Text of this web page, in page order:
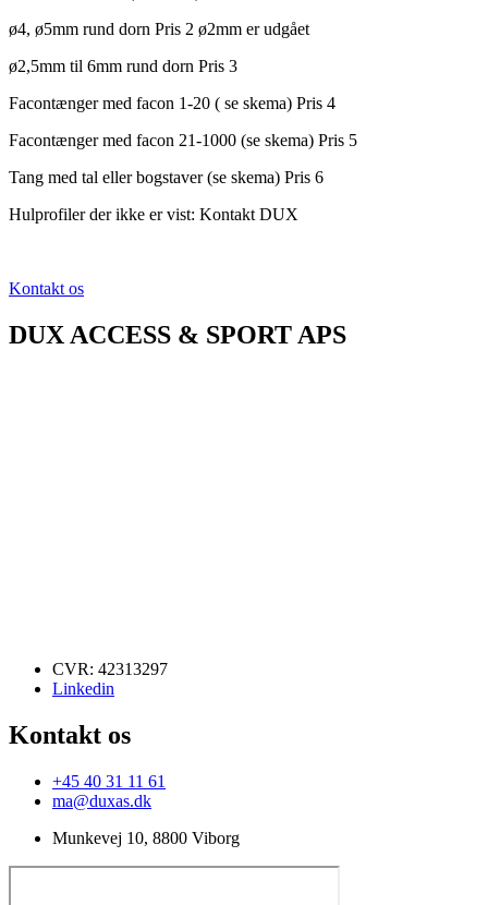
ø4, ø5mm rund dorn Pris 2 ø2mm er udgået
ø2,5mm til 6mm rund dorn Pris 3
Facontænger med facon 1-20 ( se skema) Pris 4
Facontænger med facon 21-1000 (se skema) Pris 5
Tang med tal eller bogstaver (se skema) Pris 6
Hulprofiler der ikke er vist: Kontakt DUX
Kontakt os
DUX ACCESS & SPORT APS
CVR: 42313297
Linkedin
Kontakt os
+45 40 31 11 61
ma@duxas.dk
Munkevej 10, 8800 Viborg